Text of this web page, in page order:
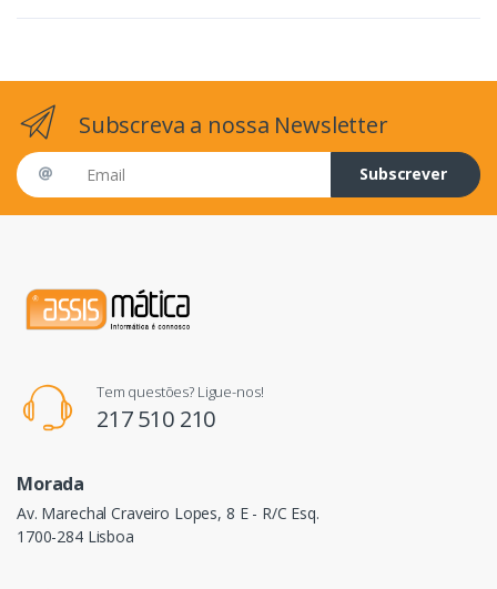
Subscreva a nossa Newsletter
Email address
Subscrever
Tem questões? Ligue-nos!
217 510 210
Morada
Av. Marechal Craveiro Lopes, 8 E - R/C Esq.
1700-284 Lisboa